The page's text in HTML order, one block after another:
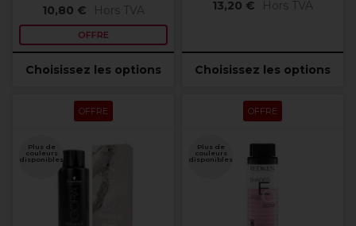
10,80 € Hors TVA
OFFRE
Choisissez les options
13,20 €
Hors TVA
Choisissez les options
OFFRE
Plus de
couleurs
disponibles
OFFRE
Plus de
couleurs
disponibles